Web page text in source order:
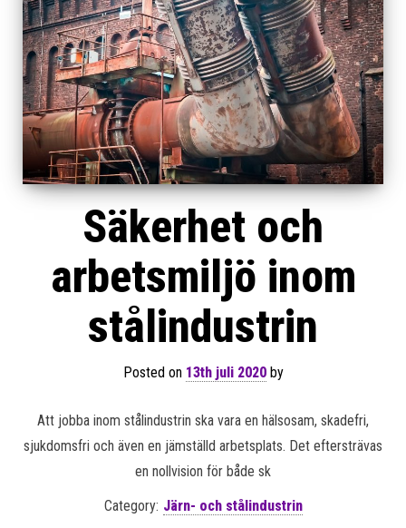
Säkerhet och
arbetsmiljö inom
stålindustrin
Posted on 13th juli 2020by
Att jobba inom stålindustrin ska vara en hälsosam, skadefri,
sjukdomsfri och även en jämställd arbetsplats. Det eftersträvas
en nollvision för både sk
Category: Järn- och stålindustrin